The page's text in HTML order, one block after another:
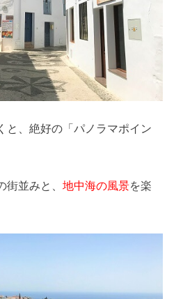
と、絶好の「パノラマポイン
街並みと、地中海の風景を楽